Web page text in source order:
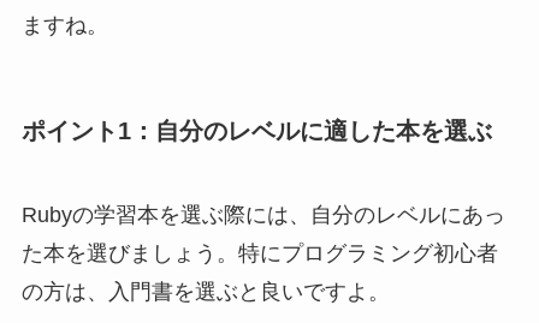
ますね。
ポイント1：自分のレベルに適した本を選ぶ
Rubyの学習本を選ぶ際には、自分のレベルにあっ
た本を選びましょう。特にプログラミング初心者
の方は、入門書を選ぶと良いですよ。